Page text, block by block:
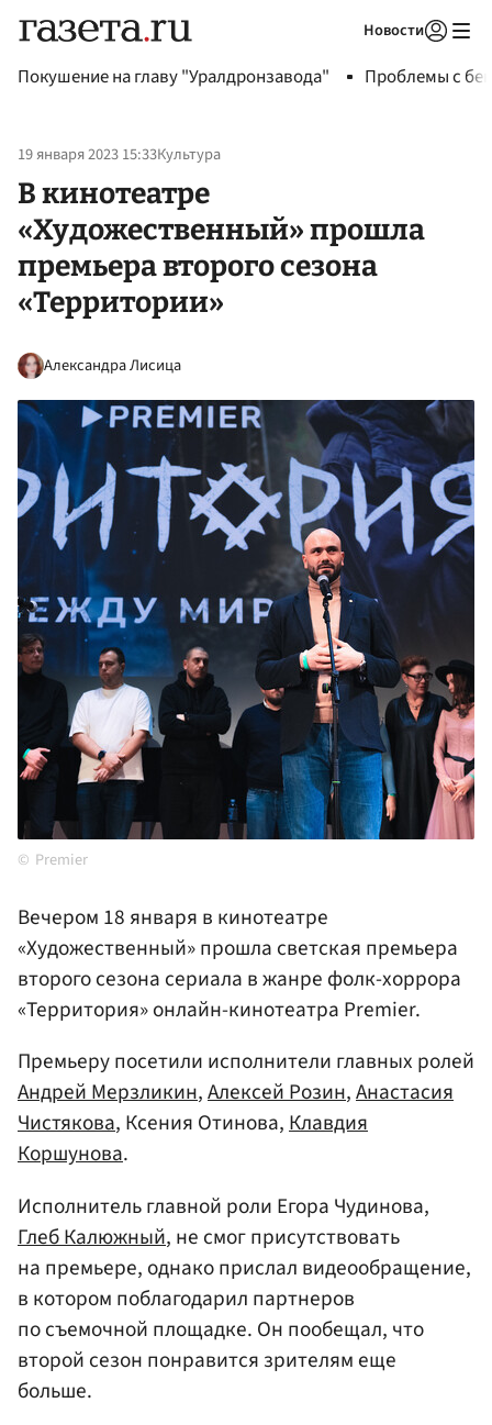
Новости
Покушение на главу "Уралдронзавода" Проблемы с
19 января 2023 15:33Культура
В кинотеатре
«Художественный» прошла
премьера второго сезона
«Территории»
Александра Лисица
Premier
Вечером 18 января в кинотеатре
«Художественный» прошла светская премьера
второго сезона сериала в жанре фолк-хоррора
«Территория» онлайн-кинотеатра Premier.
Премьеру посетили исполнители главных ролей
Андрей Мерзликин,Алексей Розин,Анастасия
Чистякова, Ксения Отинова,Клавдия
Коршунова.
Исполнитель главной роли Егора Чудинова,
Глеб Калюжный, не смог присутствовать
на премьере, однако прислал видеообращение,
в котором поблагодарил партнеров
по съемочной площадке. Он пообещал, что
второй сезон понравится зрителям еще
больше.